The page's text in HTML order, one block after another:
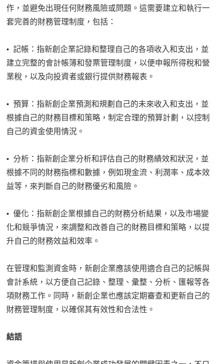
作，並避免出現任何財務風險或問題。這需要建立和執行一
套完善的財務管理制度，包括：
• 記帳：指新創企業記錄和整理自己的各項收入和支出，並
建立完整的會計帳簿和發票管理制度，以便申報所得稅和營
業稅，以及向投資者或銀行提供財務報表。
• 預算：指新創企業預測和規劃自己的未來收入和支出，並
根據自己的財務目標和策略，制定合理的預算計劃，以控制
自己的資金使用情況。
• 分析：指新創企業分析和評估自己的財務績效和狀況，並
根據不同的財務指標和數據，例如現金流、利潤率、成本效
益等，來判斷自己的財務優劣和風險。
• 優化：指新創企業根據自己的財務分析結果，以及市場變
化和競爭情況，來調整和改善自己的財務目標和策略，以提
升自己的財務效益和效率。
在管理和監測資金時，新創企業應該使用適合自己的記帳與
會計系統，以方便自己記錄、整理、彙整、分析、匯報等各
項財務工作。同時，新創企業也應該定期審查和更新自己的
財務管理制度，以確保其有效性和合法性。
結語